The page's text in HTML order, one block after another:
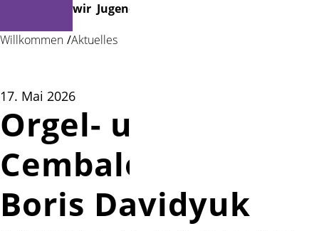
wir Jugend
Willkommen Aktuelles
17. Mai 2026
Orgel- und
Cembalokonzert:
Boris Davidyuk